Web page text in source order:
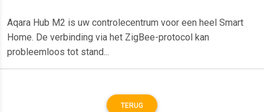
Aqara Hub M2 is uw controlecentrum voor een heel Smart
Home. De verbinding via het ZigBee-protocol kan
probleemloos tot stand...
TERUG